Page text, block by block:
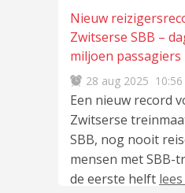
Nieuw
Zwitserse SBB –
miljoen passagiers
28 aug 2025 10:56
Een nieuw record
Zwitserse
SBB, nog nooit
mensen met SBB-
de eerste helft